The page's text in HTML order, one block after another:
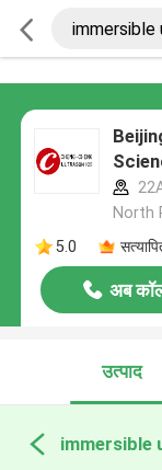
North
5.0
अब
उत्पाद